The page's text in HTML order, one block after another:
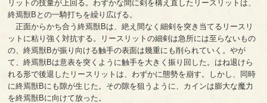
リットの技量が上回る。わずかな間に剣を構え直したリースリットは、
終焉獣Bとの一騎打ちを繰り広げる。
正面からかち合う終焉獣Bは、絶え間なく細剣を突き当てるリースリ
ットに粘り強く対抗する。リースリットの細剣は急所には至らないもの
の、終焉獣Bが振り向ける触手の表面は幾重にも削られていく。やが
て、終焉獣Bは意表を突くように触手を大きく振り回した。はね退けら
れる形で後退したリースリットは、わずかに態勢を崩す。しかし、同時
に終焉獣Bにも隙が生じた。その隙を狙うように、カインは膨大な魔力
を終焉獣Bに向けて放った。